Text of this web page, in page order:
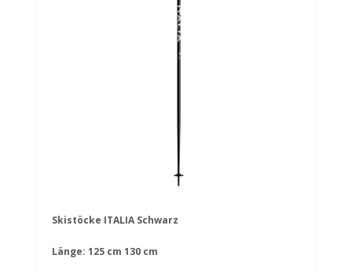
Skistöcke ITALIA Schwarz
Länge: 125 cm 130 cm